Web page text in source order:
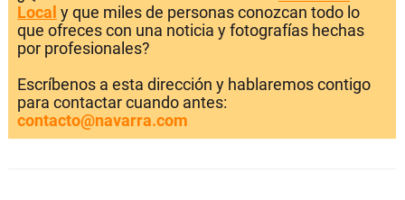
Local y que miles de personas conozcan todo lo
que ofreces con una noticia y fotografías hechas
por profesionales?
Escríbenos a esta dirección y hablaremos contigo
para contactar cuando antes:
contacto@navarra.com